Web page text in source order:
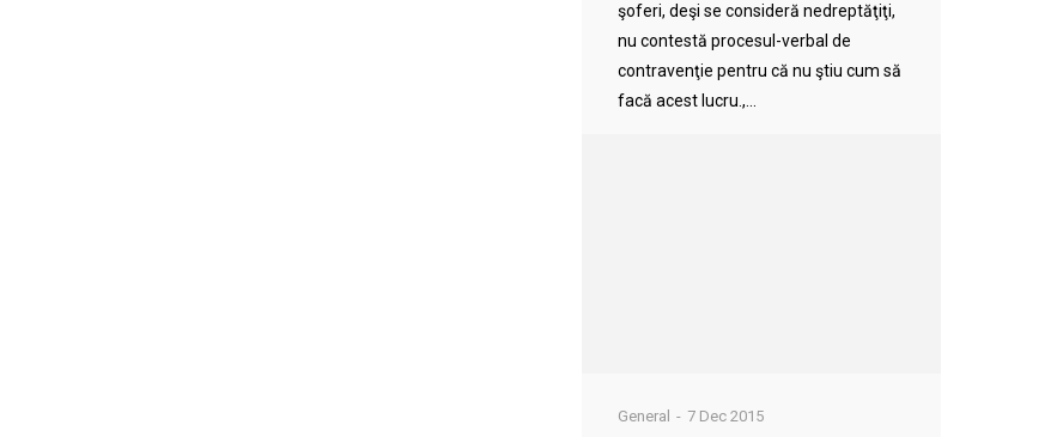
şoferi, deşi se consideră nedreptăţiţi,
nu contestă procesul-verbal de
contravenţie pentru că nu ştiu cum să
facă acest lucru.,...
General 7 Dec 2015